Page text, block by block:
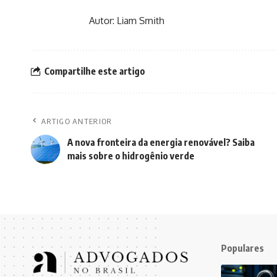
Autor: Liam Smith
Compartilhe este artigo
ARTIGO ANTERIOR
A nova fronteira da energia renovável? Saiba
mais sobre o hidrogênio verde
Populares